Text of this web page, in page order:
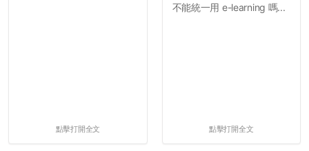
點擊打開全文
不能統一用 e-learning 嗎...
點擊打開全文